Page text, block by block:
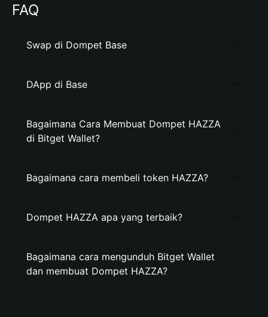
FAQ
Swap di Dompet Base
DApp di Base
Bagaimana Cara Membuat Dompet HAZZA
di Bitget Wallet?
Bagaimana cara membeli token HAZZA?
Dompet HAZZA apa yang terbaik?
Bagaimana cara mengunduh Bitget Wallet
dan membuat Dompet HAZZA?